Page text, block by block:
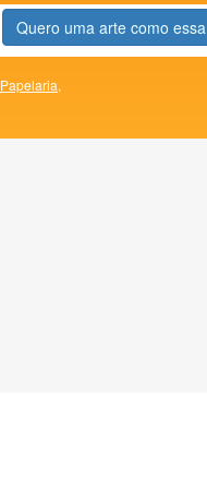
Quero uma arte como essa
Papelaria,